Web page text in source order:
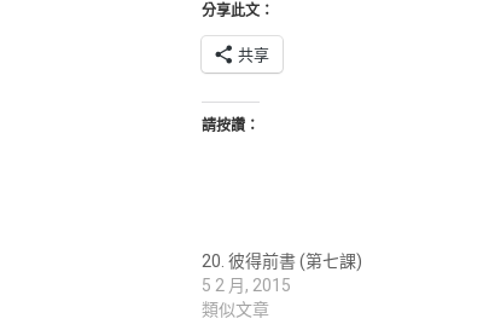
分享此文：
共享
請按讚：
20. 彼得前書 (第七課)
5 2 月, 2015
類似文章